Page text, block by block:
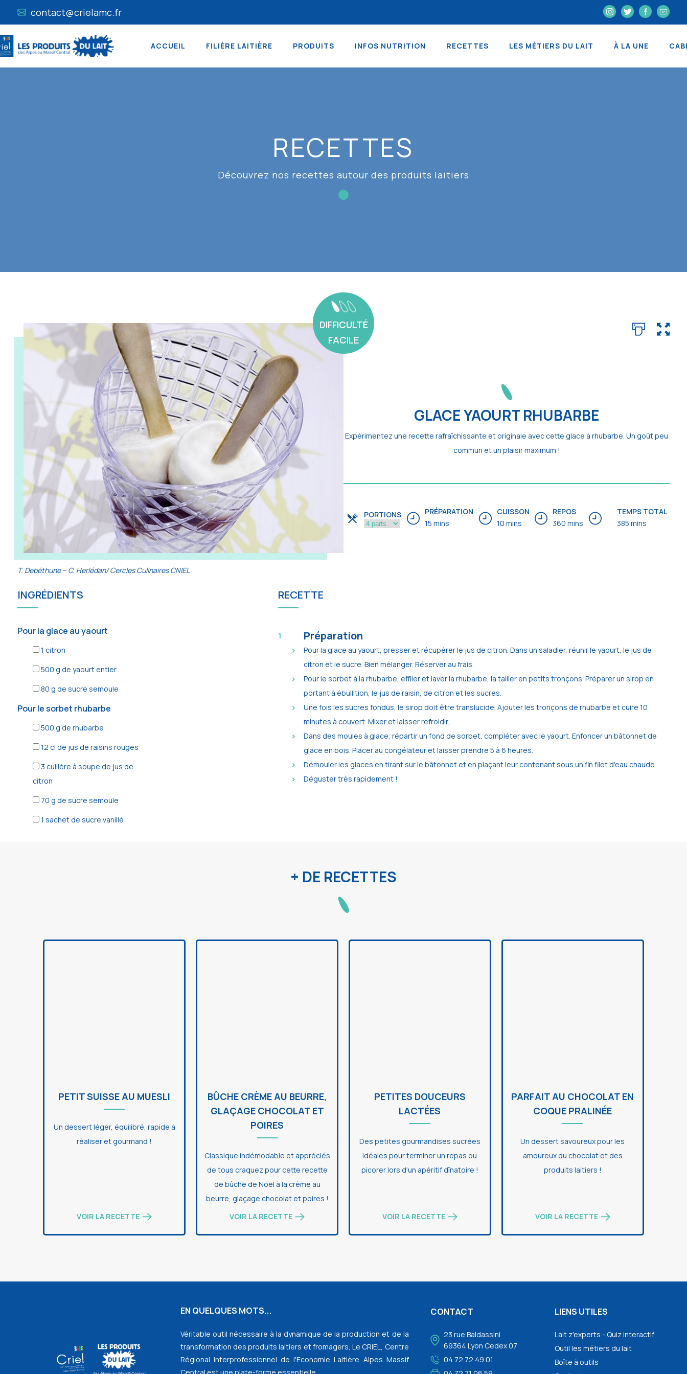
contact@crielamc.fr
ACCUEIL FILIÈRE LAITIÈRE PRODUITS INFOS NUTRITION RECETTES LES MÉTIERS DU LAIT À LA UNE
RECETTES
Découvrez nos recettes autour des produits laitiers
DIFFICULTÉ
FACILE
GLACE YAOURT RHUBARBE
Expérimentez une recette rafraîchissante et originale avec cette glace à rhubarbe. Un goût peu
commun et un plaisir maximum !
PORTIONS
PRÉPARATION
15 mins
CUISSON
10 mins
REPOS
360 mins
TEMPS TOTAL
385 mins
T. Debéthune – C. Herlédan/ Cercles Culinaires CNIEL
INGRÉDIENTS
Pour la glace au yaourt
1 citron
500 g de yaourt entier
80 g de sucre semoule
Pour le sorbet rhubarbe
500 g de rhubarbe
12 cl de jus de raisins rouges
3 cuillère à soupe de jus de
citron
70 g de sucre semoule
1 sachet de sucre vanillé
RECETTE
Préparation
Pour la glace au yaourt, presser et récupérer le jus de citron. Dans un saladier, réunir le yaourt, le jus de
citron et le sucre. Bien mélanger. Réserver au frais.
Pour le sorbet à la rhubarbe, effiler et laver la rhubarbe, la tailler en petits tronçons. Préparer un sirop en
portant à ébullition, le jus de raisin, de citron et les sucres.
Une fois les sucres fondus, le sirop doit être translucide. Ajouter les tronçons de rhubarbe et cuire 10
minutes à couvert. Mixer et laisser refroidir.
Dans des moules à glace, répartir un fond de sorbet, compléter avec le yaourt. Enfoncer un bâtonnet de
glace en bois. Placer au congélateur et laisser prendre 5 à 6 heures.
Démouler les glaces en tirant sur le bâtonnet et en plaçant leur contenant sous un fin filet d'eau chaude.
Déguster très rapidement !
+ DE RECETTES
PETIT SUISSE AU MUESLI
Un dessert léger, équilibré, rapide à
réaliser et gourmand !
VOIR LA RECETTE
BÛCHE CRÈME AU BEURRE,
GLAÇAGE CHOCOLAT ET
POIRES
Classique indémodable et appréciés
de tous craquez pour cette recette
de bûche de Noël à la crème au
beurre, glaçage chocolat et poires !
VOIR LA RECETTE
PETITES DOUCEURS
LACTÉES
Des petites gourmandises sucrées
idéales pour terminer un repas ou
picorer lors d'un apéritif dînatoire !
VOIR LA RECETTE
PARFAIT AU CHOCOLAT EN
COQUE PRALINÉE
Un dessert savoureux pour les
amoureux du chocolat et des
produits laitiers !
VOIR LA RECETTE
EN QUELQUES MOTS...
Véritable outil nécessaire à la dynamique de la production et de la
transformation des produits laitiers et fromagers, Le CRIEL, Centre
Régional Interprofessionnel de l'Economie Laitière Alpes Massif
CONTACT
23 rue Baldassini
69364 Lyon Cedex 07
04 72 72 49 01
LIENS UTILES
Lait z'experts - Quiz interactif
Outil les métiers du lait
Boîte à outils